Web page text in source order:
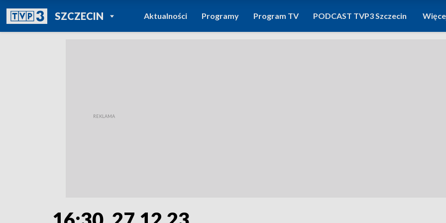
SZCZECINPOWRÓT DO
TVP REGIONY
Aktualności Programy Program TV PODCAST TVP3 Szczecin